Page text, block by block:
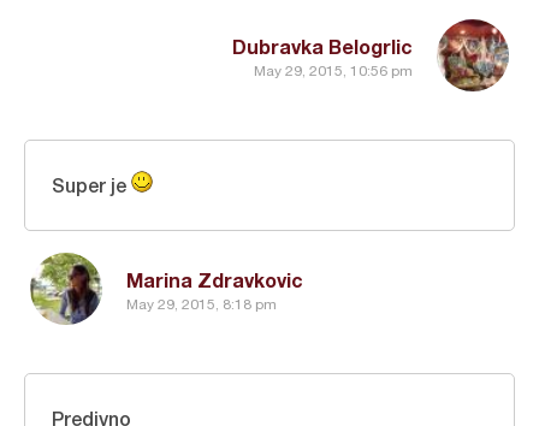
Dubravka Belogrlic
May 29, 2015, 10:56 pm
Marina Zdravkovic
May 29, 2015, 8:18 pm
Super je
Predivno